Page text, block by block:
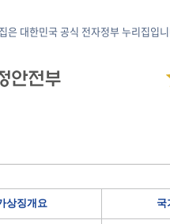
은 대한민국 공식 전자정부 누리집입
상징개요 국